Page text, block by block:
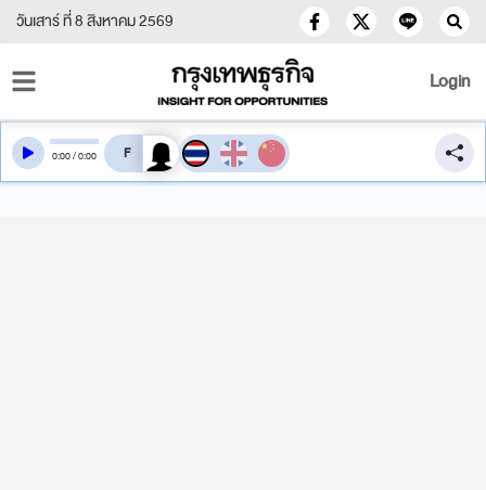
วันเสาร์ ที่ 8 สิงหาคม 2569
Login
0:00/0:00 สลับเสียงอ่าน